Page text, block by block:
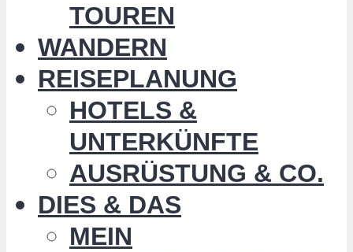
TOUREN
WANDERN
REISEPLANUNG
HOTELS &
UNTERKÜNFTE
AUSRÜSTUNG & CO.
DIES & DAS
MEIN